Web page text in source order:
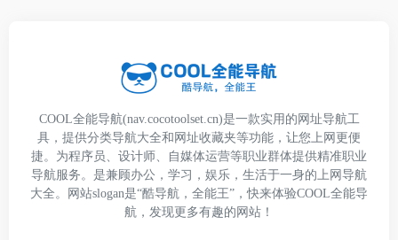
COOL全能导航(nav.cocotoolset.cn)是一款实用的网址导航工
具，提供分类导航大全和网址收藏夹等功能，让您上网更便
捷。为程序员、设计师、自媒体运营等职业群体提供精准职业
导航服务。是兼顾办公，学习，娱乐，生活于一身的上网导航
大全。网站slogan是“酷导航，全能王”，快来体验COOL全能导
航，发现更多有趣的网站！